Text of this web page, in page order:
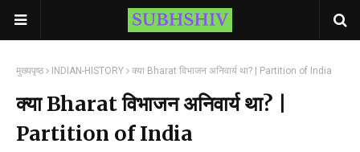
मुख्यपृष्ठ INDIAN-HISTORY क्या Bharat विभाजन अनिवार्य था? | Partition of India
क्या Bharat विभाजन अनिवार्य था? |
Partition of India